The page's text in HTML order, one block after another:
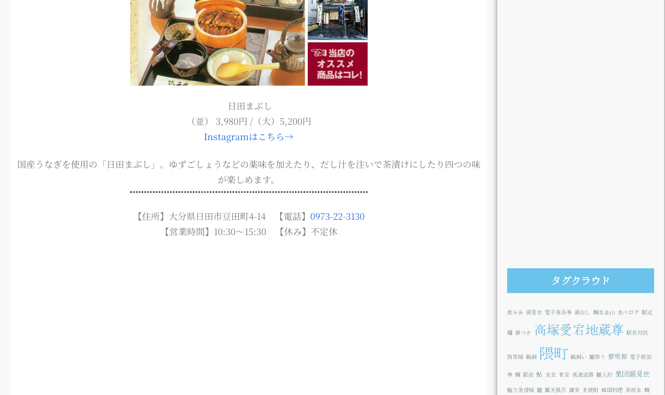
日田まぶし
（並） 3,980円 /（大）5,200円
Instagramはこちら→
国産うなぎを使用の「日田まぶし」。ゆずごしょうなどの薬味を加えたり、だし汁を注いで茶漬けにしたり四つの味
が楽しめます。
【住所】大分県日田市豆田町4-14 【電話】 0973-22-3130
【営業時間】10:30～15:30 【休み】不定休
タグクラウド
飲み会 顔見世 電子商品券 顔出し 鯛生金山 食べログ 駅近
麺 餅つき 高塚愛宕地蔵尊 駅長対抗
鼓笛隊 鵜飼 隈町 鵜飼い 雛祭り 黎明館 電子宿泊
券 鯛 駅前 鮎 食堂 青空 高速道路 雛人形 集団顔見世
魅力発信隊 雛 露天風呂 雑貨 麦焼酎 韓国料理 高校生 鯛